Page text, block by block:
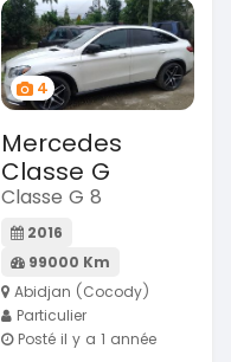
4
Mercedes
Classe G
Classe G 8
2016
99000 Km
Abidjan (Cocody)
Particulier
Posté il y a 1 année